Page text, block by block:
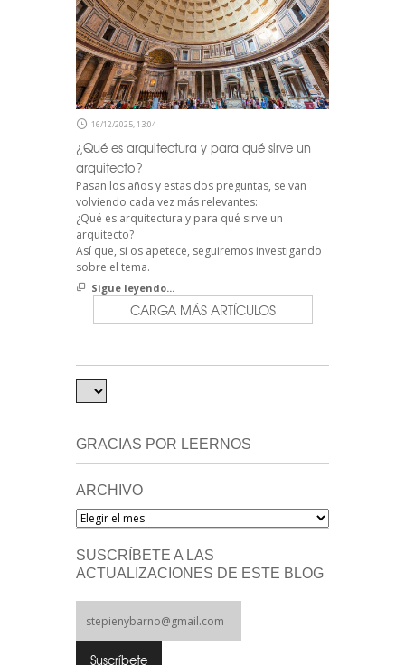
16/12/2025, 13:04
¿Qué es arquitectura y para qué sirve un
arquitecto?
Pasan los años y estas dos preguntas, se van
volviendo cada vez más relevantes:
¿Qué es arquitectura y para qué sirve un
arquitecto?
Así que, si os apetece, seguiremos investigando
sobre el tema.
Sigue leyendo...
CARGA MÁS ARTÍCULOS
GRACIAS POR LEERNOS
ARCHIVO
Archivo
SUSCRÍBETE A LAS
ACTUALIZACIONES DE ESTE BLOG